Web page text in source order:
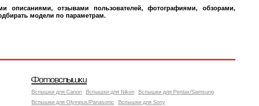
описаниями, отзывами пользователей, фотографиями, обзорами,
модели по параметрам.
Фотовспышки
Вспышки для Canon Вспышки для Nikon
Вспышки для Pentax/Samsung
Вспышки для Olympus/Panasonic
Вспышки для Sony